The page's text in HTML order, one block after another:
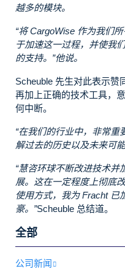
越多的模块。
“将 CargoWise 作为我们
于加速这一过程，并使我
的支持。”他说。
Scheuble 先生对此表示赞
再加上正确的技术工具，
何中断。
“在我们的行业中，非常重
解过去的历史以及未来可
“慧咨环球不断改进技术并
展。这在一定程度上彻底
使用方式，我为 Fracht 已
豪。”Scheuble 总结道。
全部
公司新闻